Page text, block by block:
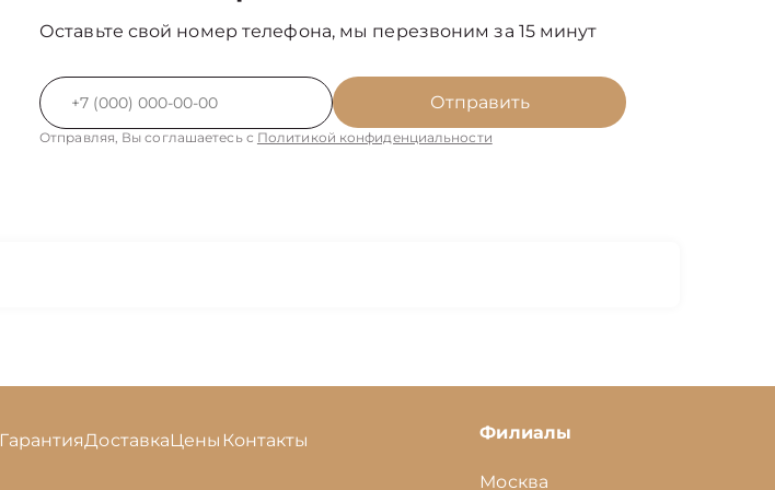
Оставьте свой номер телефона, мы перезвоним за 15 минут
Отправить
Отправляя, Вы соглашаетесь с Политикой конфиденциальности
ГарантияДоставкаЦены Контакты Филиалы
Москва